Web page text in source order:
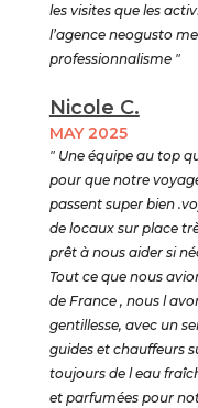
les visites que les
l’agence neogusto
professionnalisme "
Nicole C.
MAY 2025
" Une équipe au top
pour que notre
passent super bien
de locaux sur place
prêt à nous aider si
Tout ce que nous
de France , nous l
gentillesse, avec un
guides et chauffeurs
toujours de l eau
et parfumées pour